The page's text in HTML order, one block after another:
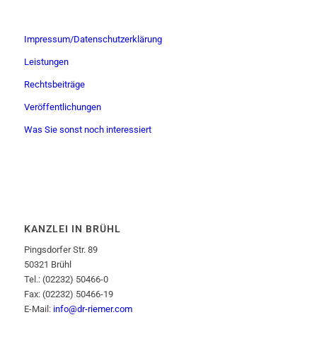
Impressum/Datenschutzerklärung
Leistungen
Rechtsbeiträge
Veröffentlichungen
Was Sie sonst noch interessiert
KANZLEI IN BRÜHL
Pingsdorfer Str. 89
50321 Brühl
Tel.: (02232) 50466-0
Fax: (02232) 50466-19
E-Mail: info@dr-riemer.com